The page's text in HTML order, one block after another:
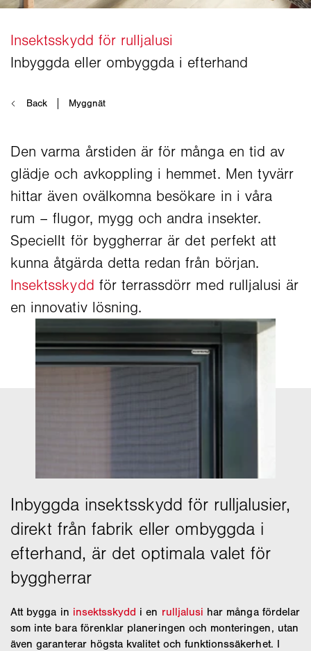
Den varma årstiden är för många en tid av
glädje och avkoppling i hemmet. Men tyvärr
hittar även ovälkomna besökare in i våra
rum – flugor, mygg och andra insekter.
Speciellt för byggherrar är det perfekt att
kunna åtgärda detta redan från början.
Insektsskydd för terrassdörr med rulljalusi är
en innovativ lösning.
Att bygga in insektsskydd i en rulljalusi har många fördelar
som inte bara förenklar planeringen och monteringen, utan
även garanterar högsta kvalitet och funktionssäkerhet. I